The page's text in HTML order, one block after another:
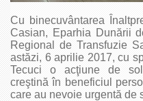
Cu binecuvântarea
Casian, Eparhia Dunării
Regional de Transfuzie
astăzi, 6 aprilie 2017, cu
Tecuci o acţiune de
creştină în beneficiul
care au nevoie urgentă de